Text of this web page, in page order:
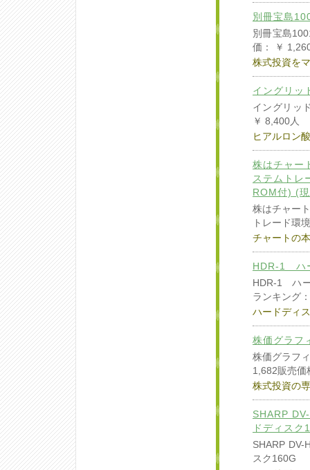
別冊宝島
別冊宝島
価： ￥
株式投資を
イングリ
イングリッ
￥ 8,400人
ヒアルロン
株はチャー
ステムトレ
ROM付) (
株はチャー
トレード環
チャートの
HDR-1 ハ
HDR-1 ハー
ランキング
ハードディ
株価グラフ
株価グラフ
1,682販売価
株式投資の
SHARP
ドディス
SHARP DV-
スク160G